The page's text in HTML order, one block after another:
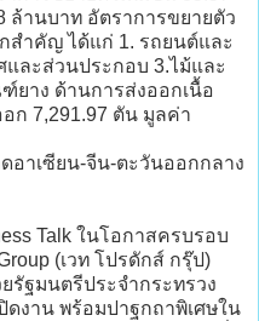
ล้านบาท อัตราการขยายตัว
สำคัญ ได้แก่ 1. รถยนต์และ
และส่วนประกอบ 3.ไม้และ
าง ด้านการส่งออกเนื้อ
ก 7,291.97 ตัน มูลค่า
อาเซียน-จีน-ตะวันออกกลาง
Talk ในโอกาสครบรอบ
(เวท โปรดักส์ กรุ๊ป)
ฐมนตรีประจำกระทรวง
ดงาน พร้อมปาฐกถาพิเศษใน